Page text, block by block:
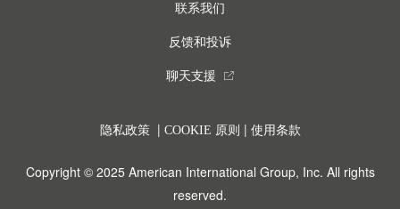
联系我们
反馈和投诉
聊天支援 external_link
隐私政策| COOKIE 原则 | 使用条款
Copyright © 2025 American International Group, Inc. All rights
reserved.